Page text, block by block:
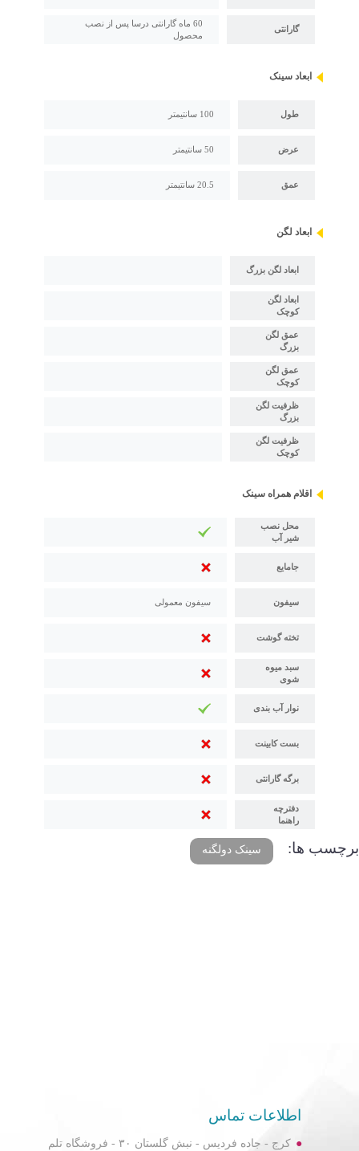
گارانتی
60 ماه گارانتی درسا پس از نصب
محصول
ابعاد سینک
طول 100 سانتیمتر
عرض 50 سانتیمتر
عمق 20.5 سانتیمتر
ابعاد لگن
ابعاد لگن بزرگ
ابعاد لگن
کوچک
عمق لگن
بزرگ
عمق لگن
کوچک
ظرفیت لگن
بزرگ
ظرفیت لگن
کوچک
اقلام همراه سینک
محل نصب
شیر آب
جامایع
سیفون سیفون معمولی
تخته گوشت
سبد میوه
شوی
نوار آب بندی
بست کابینت
برگه گارانتی
دفترچه
راهنما
برچسب ها: سینک دولگنه
اطلاعات تماس
کرج - جاده فردیس - نبش گلستان ۳۰ - فروشگاه تلم